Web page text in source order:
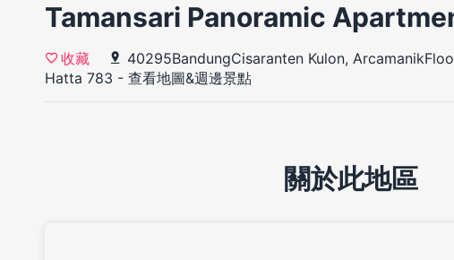
Tamansari Panoramic
收藏
40295BandungCisaranten Kulon,
Hatta 783 - 查看地圖&週邊景點
關於此地區